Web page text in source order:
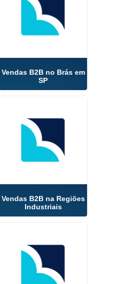
Vendas B2B no Brás em
SP
Vendas B2B na Regiões
Industriais